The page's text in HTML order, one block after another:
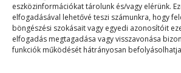
eszközinformációkat tárolunk és/vagy elérünk.
elfogadásával lehetővé teszi számunkra, hogy
böngészési szokásait vagy egyedi azonosítóit
elfogadás megtagadása vagy visszavonása
funkciók működését hátrányosan